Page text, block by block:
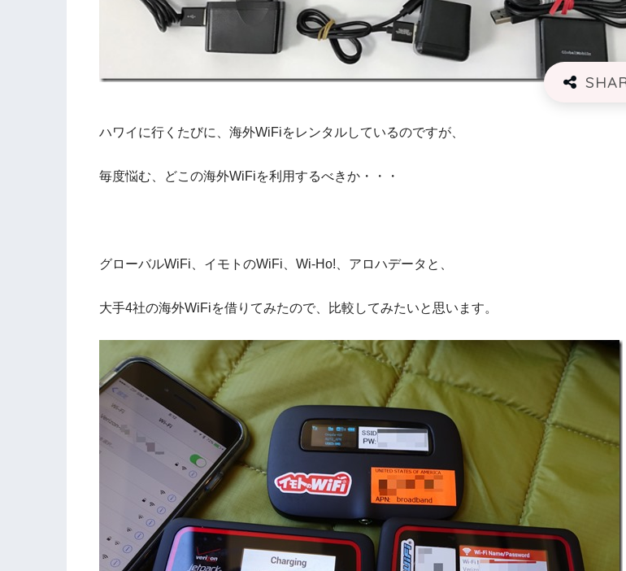
ハワイに行くたびに、海外WiFiをレンタルしているのですが、
毎度悩む、どこの海外WiFiを利用するべきか・・・
グローバルWiFi、イモトのWiFi、Wi-Ho!、アロハデータと、
大手4社の海外WiFiを借りてみたので、比較してみたいと思います。